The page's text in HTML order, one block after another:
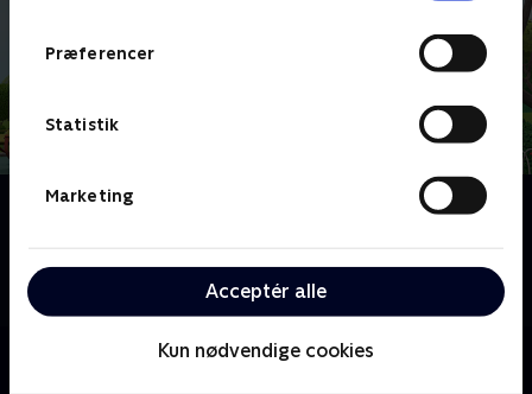
Præferencer
Statistik
Marketing
Acceptér alle
Kun nødvendige cookies
Om Bing
så meget at lære, når man er lille. Heldigvis er vennen
Flopp parat til at svare på spørgsmål.